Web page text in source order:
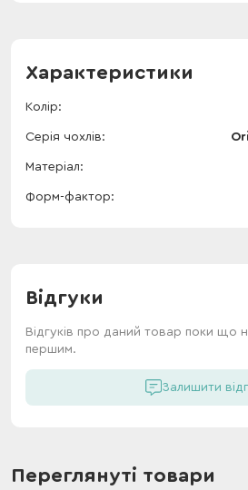
Характеристики
Колір
Серія чохлів
Матеріал
Форм-фактор
Відгуки
Відгуків про даний товар поки що
першим.
Залишити
Переглянуті товари